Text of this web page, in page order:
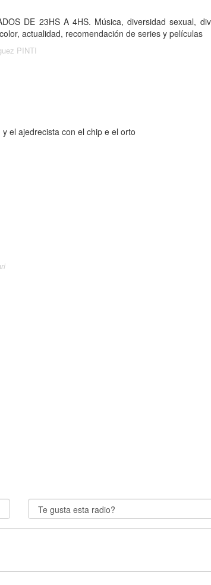
DE 23HS A 4HS. Música, diversidad sexual,
actualidad, recomendación de series y películas
PINTI
el ajedrecista con el chip e el orto